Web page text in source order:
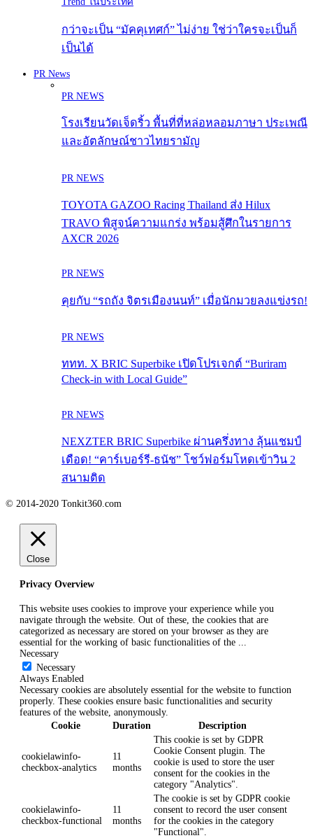
กว่าจะเป็น “มัคคุเทศก์” ไม่ง่าย ใช่ว่าใครจะเป็นก็
เป็นได้
PR News
PR NEWS
โรงเรียนวัดเจ็ดริ้ว พื้นที่ที่หล่อหลอมภาษา ประเพณี
และอัตลักษณ์ชาวไทยรามัญ
PR NEWS
TOYOTA GAZOO Racing Thailand ส่ง Hilux
TRAVO พิสูจน์ความแกร่ง พร้อมสู้ศึกในรายการ
AXCR 2026
PR NEWS
คุยกับ “รถถัง จิตรเมืองนนท์” เมื่อนักมวยลงแข่งรถ!
PR NEWS
ททท. X BRIC Superbike เปิดโปรเจกต์ “Buriram
Check-in with Local Guide”
PR NEWS
NEXZTER BRIC Superbike ผ่านครึ่งทาง ลุ้นแชมป์
เดือด! “คาร์เบอร์รี-ธนัช” โชว์ฟอร์มโหดเข้าวิน 2
สนามติด
© 2014-2020 Tonkit360.com
Close
Privacy Overview
This website uses cookies to improve your experience while you
navigate through the website. Out of these, the cookies that are
categorized as necessary are stored on your browser as they are
essential for the working of basic functionalities of the
Necessary
Necessary
Always Enabled
Necessary cookies are absolutely essential for the website to function
properly. These cookies ensure basic functionalities and security
features of the website, anonymously.
Cookie
Duration Description
cookielawinfo-
checkbox-analytics
11
months
This cookie is set by GDPR
Cookie Consent plugin. The
cookie is used to store the user
consent for the cookies in the
category "Analytics".
cookielawinfo-
checkbox-functional
11
months
The cookie is set by GDPR cookie
consent to record the user consent
for the cookies in the category
"Functional".